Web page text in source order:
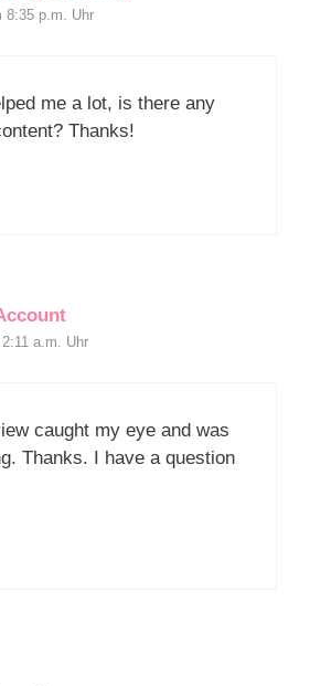
8:35 p.m. Uhr
me a lot, is there any
Thanks!
a.m. Uhr
caught my eye and was
Thanks. I have a question